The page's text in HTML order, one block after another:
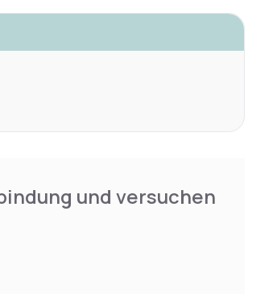
und versuchen